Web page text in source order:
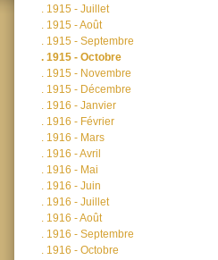
. 1915 - Juillet
. 1915 - Août
. 1915 - Septembre
. 1915 - Octobre
. 1915 - Novembre
. 1915 - Décembre
. 1916 - Janvier
. 1916 - Février
. 1916 - Mars
. 1916 - Avril
. 1916 - Mai
. 1916 - Juin
. 1916 - Juillet
. 1916 - Août
. 1916 - Septembre
. 1916 - Octobre